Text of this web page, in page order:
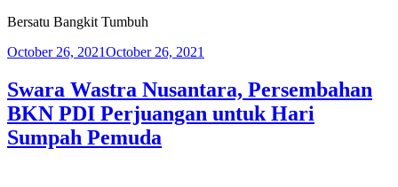
Bersatu Bangkit Tumbuh
Posted
October 26, 2021October 26, 2021
Swara Wastra Nusantara, Persembahan
BKN PDI Perjuangan untuk Hari
Sumpah Pemuda